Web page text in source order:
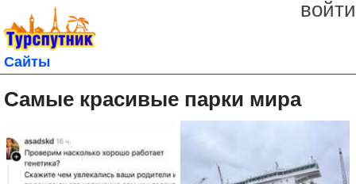
войти
Сайты
Самые красивые парки мира